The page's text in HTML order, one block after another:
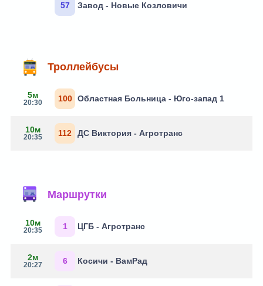
57 Завод - Новые Козловичи
Троллейбусы
5м
20:30 100 Областная Больница - Юго-запад 1
10м
20:35 112 ДС Виктория - Агротранс
Маршрутки
10м
20:35 1 ЦГБ - Агротранс
2м
20:27 6 Косичи - ВамРад